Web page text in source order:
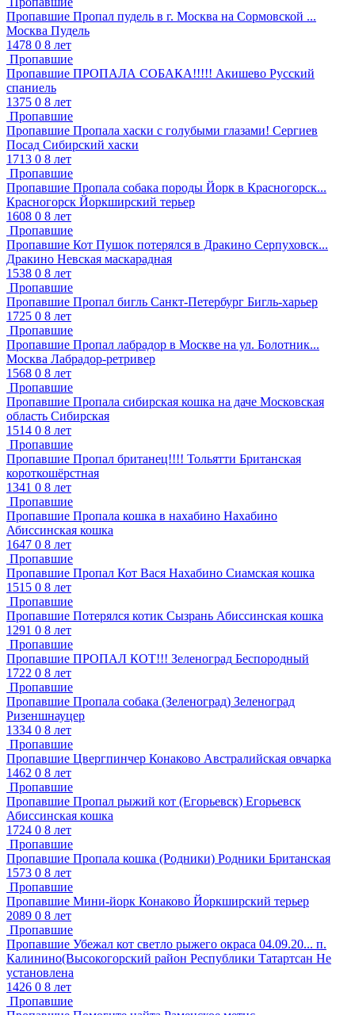
Пропавшие Пропал пудель в г. Москва на Сормовской ...
Москва Пудель
1478 0 8 лет
Пропавшие
Пропавшие ПРОПАЛА СОБАКА!!!!! Акишево Русский
спаниель
1375 0 8 лет
Пропавшие
Пропавшие Пропала хаски с голубыми глазами! Сергиев
Посад Сибирский хаски
1713 0 8 лет
Пропавшие
Пропавшие Пропала собака породы Йорк в Красногорск...
Красногорск Йоркширский терьер
1608 0 8 лет
Пропавшие
Пропавшие Кот Пушок потерялся в Дракино Серпуховск...
Дракино Невская маскарадная
1538 0 8 лет
Пропавшие
Пропавшие Пропал бигль Санкт-Петербург Бигль-харьер
1725 0 8 лет
Пропавшие
Пропавшие Пропал лабрадор в Москве на ул. Болотник...
Москва Лабрадор-ретривер
1568 0 8 лет
Пропавшие
Пропавшие Пропала сибирская кошка на даче Московская
область Сибирская
1514 0 8 лет
Пропавшие
Пропавшие Пропал британец!!!! Тольятти Британская
короткошёрстная
1341 0 8 лет
Пропавшие
Пропавшие Пропала кошка в нахабино Нахабино
Абиссинская кошка
1647 0 8 лет
Пропавшие
Пропавшие Пропал Кот Вася Нахабино Сиамская кошка
1515 0 8 лет
Пропавшие
Пропавшие Потерялся котик Сызрань Абиссинская кошка
1291 0 8 лет
Пропавшие
Пропавшие ПРОПАЛ КОТ!!! Зеленоград Беспородный
1722 0 8 лет
Пропавшие
Пропавшие Пропала собака (Зеленоград) Зеленоград
Ризеншнауцер
1334 0 8 лет
Пропавшие
Пропавшие Цвергпинчер Конаково Австралийская овчарка
1462 0 8 лет
Пропавшие
Пропавшие Пропал рыжий кот (Егорьевск) Егорьевск
Абиссинская кошка
1724 0 8 лет
Пропавшие
Пропавшие Пропала кошка (Родники) Родники Британская
1573 0 8 лет
Пропавшие
Пропавшие Мини-йорк Конаково Йоркширский терьер
2089 0 8 лет
Пропавшие
Пропавшие Убежал кот светло рыжего окраса 04.09.20... п.
Калинино(Высокогорский район Республики Татартсан Не
установлена
1426 0 8 лет
Пропавшие